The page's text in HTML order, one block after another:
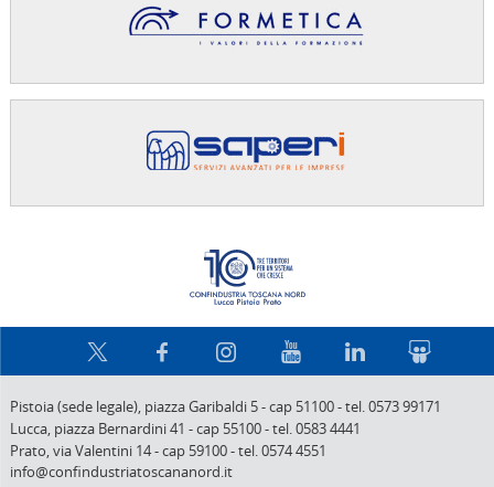
Pistoia (sede legale), piazza Garibaldi 5-cap 51100-tel. 0573 99171
Lucca, piazza Bernardini 41 -cap 55100-tel. 0583 4441
Prato,via Valentini 14-cap 59100-tel. 0574 4551
info@confindustriatoscananord.it